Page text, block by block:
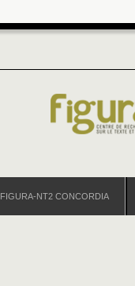
FIGURA-NT2 CONCORDIA